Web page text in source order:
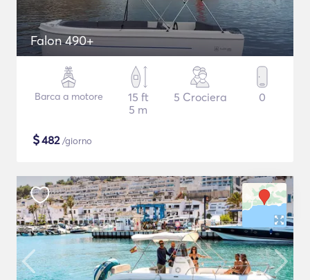
Falon 490+
Barca a motore
15 ft
5 m
5 Crociera 0
$482/giorno